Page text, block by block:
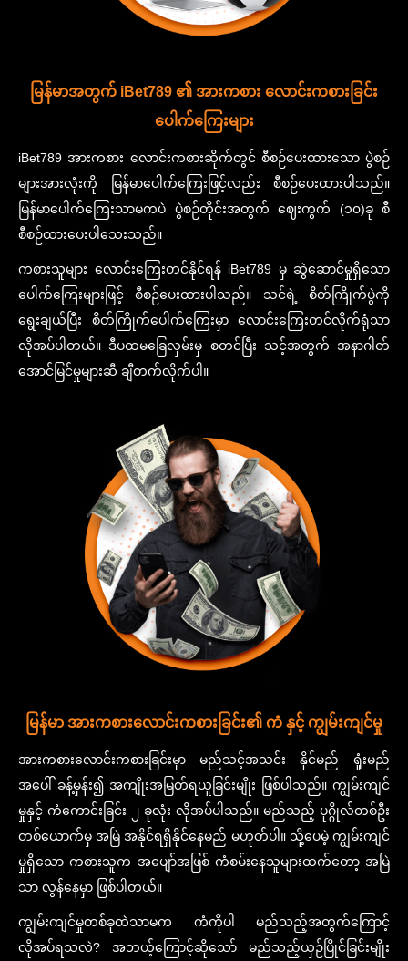
မြန်မာအတွက် iBet789 ၏ အားကစား လောင်းကစားခြင်း
ပေါက်ကြေးများ
iBet789 အားကစား လောင်းကစားဆိုက်တွင် စီစဉ်ပေးထားသော ပွဲစဉ်
များအားလုံးကို မြန်မာပေါက်ကြေးဖြင့်လည်း စီစဉ်ပေးထားပါသည်။
မြန်မာပေါက်ကြေးသာမကပဲ ပွဲစဉ်တိုင်းအတွက် ဈေးကွက် (၁၀)ခု စီ
စီစဉ်ထားပေးပါသေးသည်။
ကစားသူများ လောင်းကြေးတင်နိုင်ရန် iBet789 မှ ဆွဲဆောင်မှုရှိသော
ပေါက်ကြေးများဖြင့် စီစဉ်ပေးထားပါသည်။ သင်ရဲ့ စိတ်ကြိုက်ပွဲကို
ရွေးချယ်ပြီး စိတ်ကြိုက်ပေါက်ကြေးမှာ လောင်းကြေးတင်လိုက်ရုံသာ
လိုအပ်ပါတယ်။ ဒီပထမခြေလှမ်းမှ စတင်ပြီး သင့်အတွက် အနာဂါတ်
အောင်မြင်မှုများဆီ ချီတက်လိုက်ပါ။
မြန်မာ အားကစားလောင်းကစားခြင်း၏ ကံ နှင့် ကျွမ်းကျင်မှု
အားကစားလောင်းကစားခြင်းမှာ မည်သင့်အသင်း နိုင်မည် ရှုံးမည်
အပေါ် ခန့်မှန်း၍ အကျိုးအမြတ်ရယူခြင်းမျိုး ဖြစ်ပါသည်။ ကျွမ်းကျင်
မှုနှင့် ကံကောင်းခြင်း ၂ ခုလုံး လိုအပ်ပါသည်။ မည်သည့် ပုဂ္ဂိုလ်တစ်ဦး
တစ်ယောက်မှ အမြဲ အနိုင်ရရှိနိုင်နေမည် မဟုတ်ပါ။ သို့ပေမဲ့ ကျွမ်းကျင်
မှုရှိသော ကစားသူက အပျော်အဖြစ် ကံစမ်းနေသူများထက်တော့ အမြဲ
သာ လွန်နေမှာ ဖြစ်ပါတယ်။
ကျွမ်းကျင်မှုတစ်ခုထဲသာမက ကံကိုပါ မည်သည့်အတွက်ကြောင့်
လိုအပ်ရသလဲ? အဘယ့်ကြောင့်ဆိုသော် မည်သည့်ယှဉ်ပြိုင်ခြင်းမျိုး